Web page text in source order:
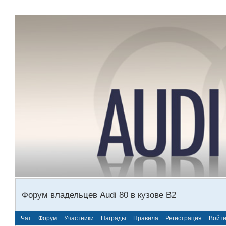
Форум владельцев Audi 80 в кузове В2
Чат Форум Участники Награды Правила Регистрация Войти